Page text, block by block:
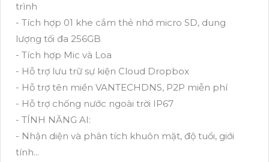
trình
- Tích hợp 01 khe cắm thẻ nhớ micro SD, dung
lượng tối đa 256GB
- Tích hợp Mic và Loa
- Hỗ trợ lưu trữ sự kiện Cloud Dropbox
- Hỗ trợ tên miền VANTECHDNS, P2P miễn phí
- Hỗ trợ chống nước ngoài trời IP67
- TÍNH NĂNG AI:
- Nhận diện và phân tích khuôn mặt, độ tuổi, giới
tính...